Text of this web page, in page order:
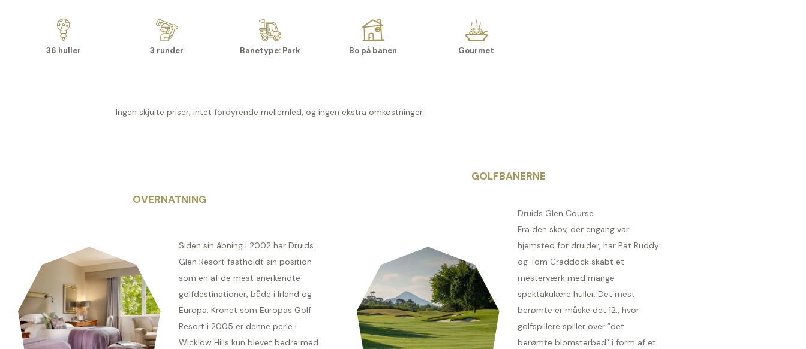
36 huller 3 runder Banetype: Park Bo på banen Gourmet
Ingen skjulte priser, intet fordyrende mellemled, og ingen ekstra omkostninger.
OVERNATNING
Siden sin åbning i 2002 har Druids
Glen Resort fastholdt sin position
som en af de mest anerkendte
golfdestinationer, både i Irland og
Europa. Kronet som Europas Golf
Resort i 2005 er denne perle i
Wicklow Hills kun blevet bedre med
GOLFBANERNE
Druids Glen Course
Fra den skov, der engang var
hjemsted for druider, har Pat Ruddy
og Tom Craddock skabt et
mesterværk med mange
spektakulære huller. Det mest
berømte er måske det 12., hvor
golfspillere spiller over ”det
berømte blomsterbed” i form af et